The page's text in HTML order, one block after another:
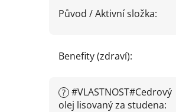
Původ / Aktivní složka:
Benefity (zdraví):
? #VLASTNOST#Cedrový
olej lisovaný za studena: